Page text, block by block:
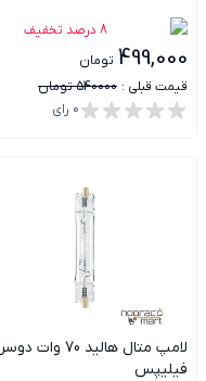
8 درصد تخفیف
499,000 تومان
قیمت قبلی : 540000تومان
0 رای
لامپ متال هالید 70 وات دوسر
فیلیپس